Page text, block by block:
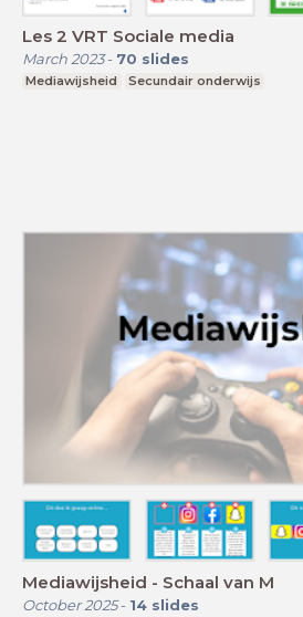
Les 2 VRT Sociale media
March 2023- 70 slides
Mediawijsheid Secundair onderwijs
Mediawijsheid - Schaal van M
October 2025- 14 slides